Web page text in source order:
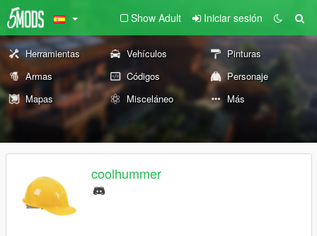
Show Adult Iniciar sesión
Herramientas Vehículos
Pinturas
Armas
Códigos
Personaje
Mapas
Misceláneo Más
coolhummer